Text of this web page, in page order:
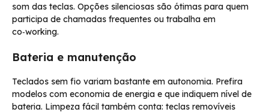
som das teclas. Opções silenciosas são ótimas para quem
participa de chamadas frequentes ou trabalha em
co‑working.
Bateria e manutenção
Teclados sem fio variam bastante em autonomia. Prefira
modelos com economia de energia e que indiquem nível de
bateria. Limpeza fácil também conta: teclas removíveis